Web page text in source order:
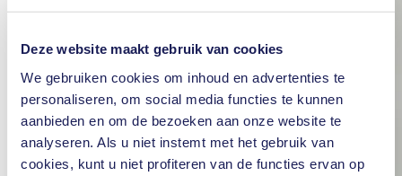
Deze website maakt gebruik van cookies
We gebruiken cookies om inhoud en advertenties te
personaliseren, om social media functies te kunnen
aanbieden en om de bezoeken aan onze website te
analyseren. Als u niet instemt met het gebruik van
cookies, kunt u niet profiteren van de functies ervan op